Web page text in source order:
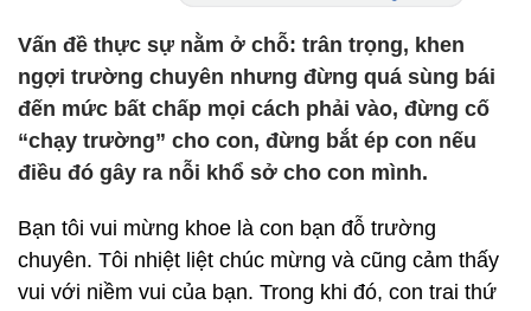
Vấn đề thực sự nằm ở chỗ: trân trọng, khen
ngợi trường chuyên nhưng đừng quá sùng bái
đến mức bất chấp mọi cách phải vào, đừng cố
“chạy trường” cho con, đừng bắt ép con nếu
điều đó gây ra nỗi khổ sở cho con mình.
Bạn tôi vui mừng khoe là con bạn đỗ trường
chuyên. Tôi nhiệt liệt chúc mừng và cũng cảm thấy
vui với niềm vui của bạn. Trong khi đó, con trai thứ